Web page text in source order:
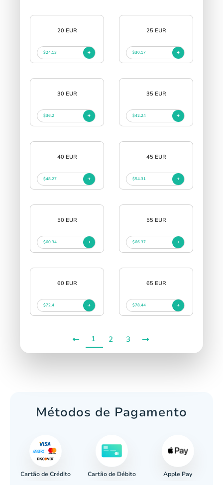
20 EUR
$24.13
25 EUR
$30.17
30 EUR
$36.2
35 EUR
$42.24
40 EUR
$48.27
45 EUR
$54.31
50 EUR
$60.34
55 EUR
$66.37
60 EUR
$72.4
65 EUR
$78.44
1 2 3
Métodos de Pagamento
Cartão de Crédito Cartão de Débito Apple Pay